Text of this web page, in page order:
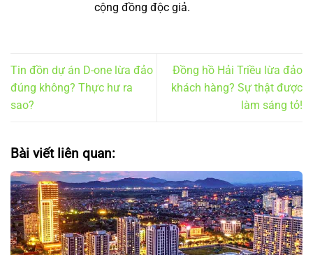
cộng đồng độc giả.
Tin đồn dự án D-one lừa đảo
đúng không? Thực hư ra
sao?
Đồng hồ Hải Triều lừa đảo
khách hàng? Sự thật được
làm sáng tỏ!
Bài viết liên quan: